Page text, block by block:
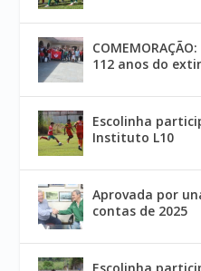
112 anos do
Escolinha
Instituto L10
Aprovada por
contas de 2025